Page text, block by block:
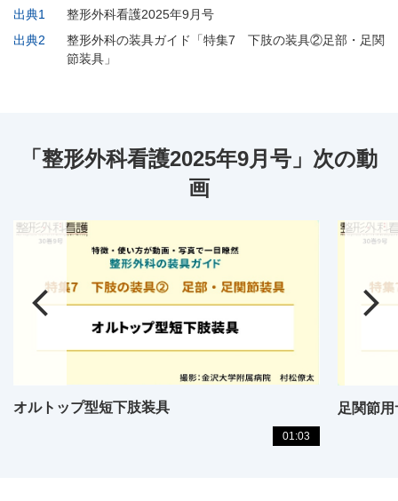
出典1
整形外科看護2025年9月号
出典2
整形外科の装具ガイド「特集7 下肢の装具②足部・足関
節装具」
「整形外科看護2025年9月号」次の動
画
オルトップ型短下肢装具
01:03
足関節